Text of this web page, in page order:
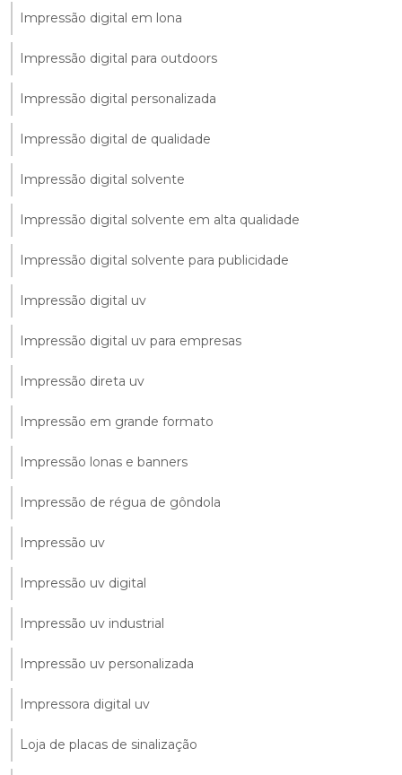
Impressão digital em lona
Impressão digital para outdoors
Impressão digital personalizada
Impressão digital de qualidade
Impressão digital solvente
Impressão digital solvente em alta qualidade
Impressão digital solvente para publicidade
Impressão digital uv
Impressão digital uv para empresas
Impressão direta uv
Impressão em grande formato
Impressão lonas e banners
Impressão de régua de gôndola
Impressão uv
Impressão uv digital
Impressão uv industrial
Impressão uv personalizada
Impressora digital uv
Loja de placas de sinalização